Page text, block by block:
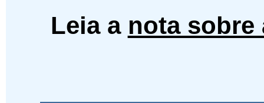
Leia a nota sobre